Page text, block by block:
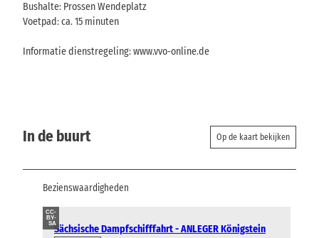
Bushalte: Prossen Wendeplatz
Voetpad: ca. 15 minuten
Informatie dienstregeling: www.vvo-online.de
In de buurt Op de kaart bekijken
Bezienswaardigheden
CC-
BY-
SASächsische Dampfschifffahrt - ANLEGER Königstein